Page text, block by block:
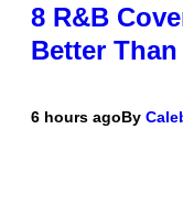
8 R&B
Better
6 hours agoBy